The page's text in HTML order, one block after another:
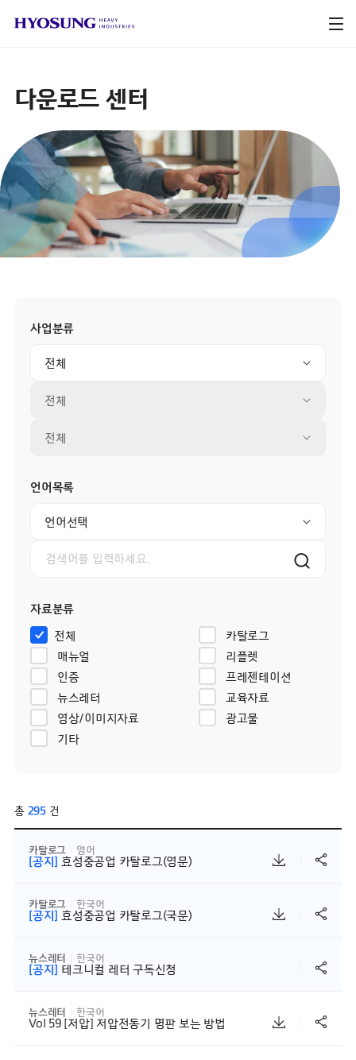
다운로드 센터
사업분류
전체
전체
전체
언어목록
언어선택
자료분류
전체
카탈로그
매뉴얼
리플렛
인증
프레젠테이션
뉴스레터
교육자료
영상/이미지자료
광고물
기타
총 295건
카탈로그 영어
[공지] 효성중공업 카탈로그(영문)
카탈로그 한국어
[공지] 효성중공업 카탈로그(국문)
뉴스레터 한국어
[공지] 테크니컬 레터 구독신청
뉴스레터 한국어
Vol 59 [저압] 저압전동기 명판 보는 방법